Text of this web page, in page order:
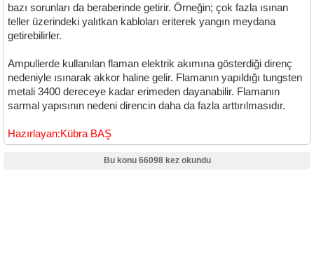
bazı sorunları da beraberinde getirir. Örneğin; çok fazla ısınan
teller üzerindeki yalıtkan kabloları eriterek yangın meydana
getirebilirler.
Ampullerde kullanılan flaman elektrik akımına gösterdiği direnç
nedeniyle ısınarak akkor haline gelir. Flamanın yapıldığı tungsten
metali 3400 dereceye kadar erimeden dayanabilir. Flamanın
sarmal yapısının nedeni direncin daha da fazla arttırılmasıdır.
Hazırlayan:Kübra BAŞ
Bu konu 66098 kez okundu